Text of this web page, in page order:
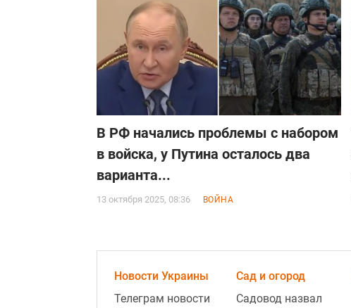
В РФ начались проблемы с набором
в войска, у Путина осталось два
варианта...
13 октября 2025, 08:36 ВОЙНА
Новости Украины
Телеграм новости
Сад и огород
Садовод назвал